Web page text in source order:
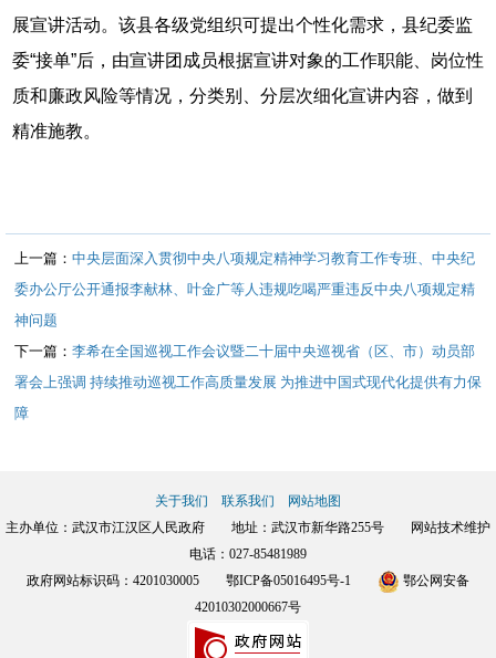
展宣讲活动。该县各级党组织可提出个性化需求，县纪委监
委“接单”后，由宣讲团成员根据宣讲对象的工作职能、岗位性
质和廉政风险等情况，分类别、分层次细化宣讲内容，做到
精准施教。
上一篇： 中央层面深入贯彻中央八项规定精神学习教育工作专班、中央纪
委办公厅公开通报李献林、叶金广等人违规吃喝严重违反中央八项规定精
神问题
下一篇： 李希在全国巡视工作会议暨二十届中央巡视省（区、市）动员部
署会上强调 持续推动巡视工作高质量发展 为推进中国式现代化提供有力保
障
关于我们 联系我们
网站地图
主办单位：武汉市江汉区人民政府 地址：武汉市新华路255号 网站技术维护
电话：027-85481989
政府网站标识码：4201030005 鄂ICP备05016495号-1
鄂公网安备
42010302000667号